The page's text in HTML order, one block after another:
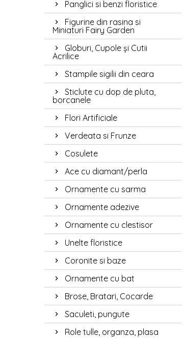
Panglici si benzi floristice
Figurine din rasina si
Miniaturi Fairy Garden
Globuri, Cupole și Cutii
Acrilice
Stampile sigilii din ceara
Sticlute cu dop de pluta,
borcanele
Flori Artificiale
Verdeata si Frunze
Cosulete
Ace cu diamant/perla
Ornamente cu sarma
Ornamente adezive
Ornamente cu clestisor
Unelte floristice
Coronite si baze
Ornamente cu bat
Brose, Bratari, Cocarde
Saculeti, pungute
Role tulle, organza, plasa